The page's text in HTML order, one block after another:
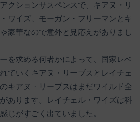
クションサスペンスで、キアヌ・リ
ワイズ、モーガン・フリーマンとキ
豪華なので意外と見応えがありまし
を求める何者かによって、国家レベ
ていくキアヌ・リーブスとレイチェ
キアヌ・リーブスはまだワイルド全
あります。レイチェル・ワイズは科
じがすごく出ていました。